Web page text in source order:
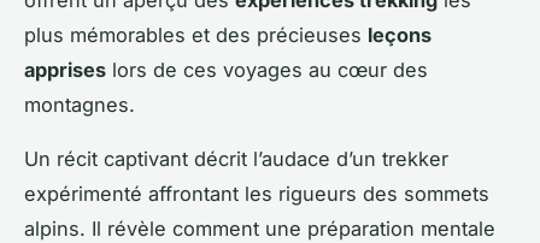
plus mémorables et des précieuses leçons
apprises lors de ces voyages au cœur des
montagnes.
Un récit captivant décrit l’audace d’un trekker
expérimenté affrontant les rigueurs des sommets
alpins. Il révèle comment une préparation mentale